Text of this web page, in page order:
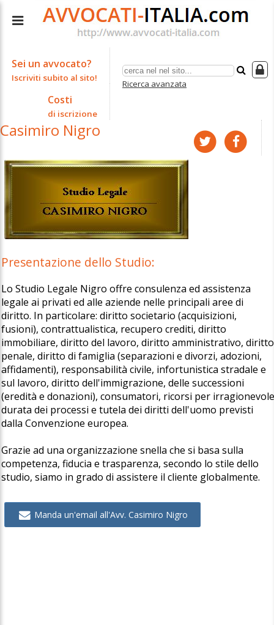
Ricerca avanzata
Sei un avvocato?
Iscriviti subito al sito!
Costi
di iscrizione
Casimiro Nigro
Presentazione dello Studio:
Lo Studio Legale Nigro offre consulenza ed assistenza
legale ai privati ed alle aziende nelle principali aree di
diritto. In particolare: diritto societario (acquisizioni,
fusioni), contrattualistica, recupero crediti, diritto
immobiliare, diritto del lavoro, diritto amministrativo, diritto
penale, diritto di famiglia (separazioni e divorzi, adozioni,
affidamenti), responsabilità civile, infortunistica stradale e
sul lavoro, diritto dell'immigrazione, delle successioni
(eredità e donazioni), consumatori, ricorsi per
durata dei processi e tutela dei diritti dell'uomo previsti
dalla Convenzione europea.
Grazie ad una organizzazione snella che si basa sulla
competenza, fiducia e trasparenza, secondo lo stile dello
studio, siamo in grado di assistere il cliente globalmente.
Manda un'email all'Avv. Casimiro Nigro